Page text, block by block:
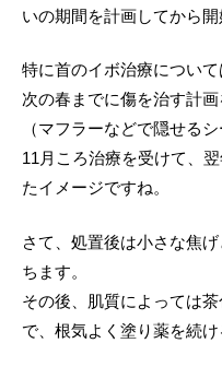
いの期間を計画してから開
特に首のイボ治療につい
次の春までに傷を治す計
（マフラーなどで隠せる
11月ころ治療を受けて、
たイメージですね。
さて、処置後は小さな焦
ちます。
その後、肌質によっては
で、根気よく塗り薬を続け